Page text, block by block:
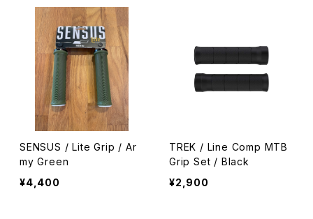
SENSUS / Lite Grip / Ar
my Green
¥4,400
TREK / Line Comp MTB
Grip Set / Black
¥2,900